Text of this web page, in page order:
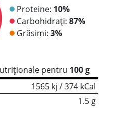
Proteine: 10%
Carbohidrați: 87%
Grăsimi: 3%
pentru 100 g
1565 kj / 374 kCal
1.5 g